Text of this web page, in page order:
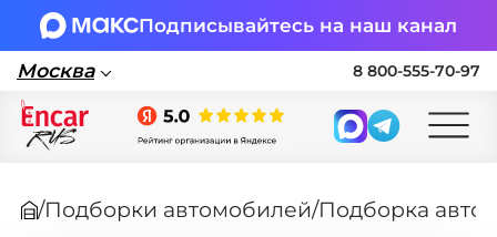
Подписывайтесь на наш канал
Москва
8 800-555-70-97
Поставка автомобилей в Россию по
/Подборки автомобилей/